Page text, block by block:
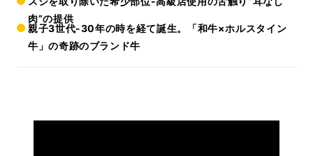
肉”の提供
親子3世代-30年の時を経て誕生。「和牛×ホルスタイン
牛」の奇跡のブランド牛